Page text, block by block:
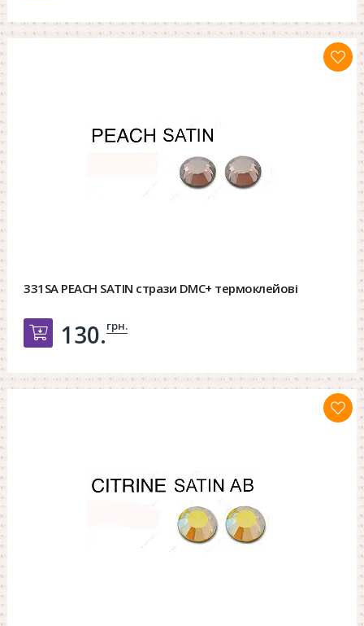
331SA PEACH SATIN стрази DMC+ термоклейові
Добавить в корзину
130.грн.